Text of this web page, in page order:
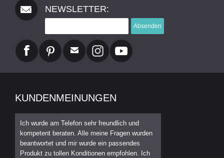
NEWSLETTER:
Absenden
KUNDENMEINUNGEN
Ich wurde am Telefon sehr freundlich und
kompetent beraten. Alle meine Fragen wurden
beantwortet und mir wurde ein passendes
Produkt zu tollen Konditionen empfohlen. Ich